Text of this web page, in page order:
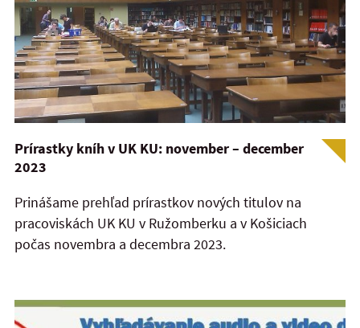
Prírastky kníh v UK KU: november – december
2023
Prinášame prehľad prírastkov nových titulov na
pracoviskách UK KU v Ružomberku a v Košiciach
počas novembra a decembra 2023.